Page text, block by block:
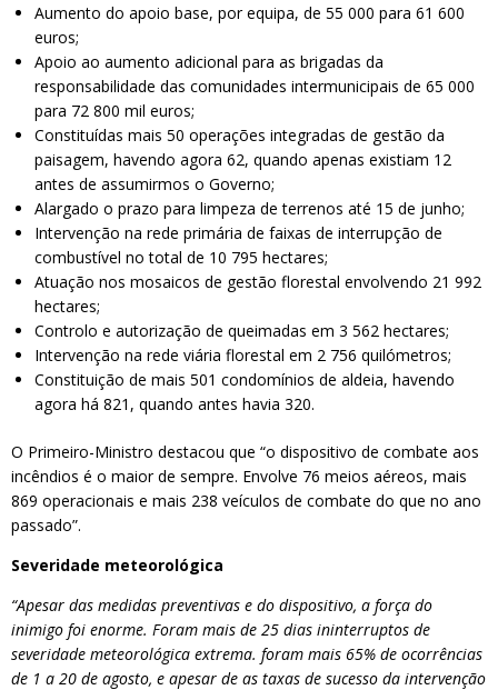
Aumento do apoio base, por equipa, de 55 000 para 61 600
euros;
Apoio ao aumento adicional para as brigadas da
responsabilidade das comunidades intermunicipais de 65 000
para 72 800 mil euros;
Constituídas mais 50 operações integradas de gestão da
paisagem, havendo agora 62, quando apenas existiam 12
antes de assumirmos o Governo;
Alargado o prazo para limpeza de terrenos até 15 de junho;
Intervenção na rede primária de faixas de interrupção de
combustível no total de 10 795 hectares;
Atuação nos mosaicos de gestão florestal envolvendo 21 992
hectares;
Controlo e autorização de queimadas em 3 562 hectares;
Intervenção na rede viária florestal em 2 756 quilómetros;
Constituição de mais 501 condomínios de aldeia, havendo
agora há 821, quando antes havia 320.
O Primeiro-Ministro destacou que “o dispositivo de combate aos
incêndios é o maior de sempre. Envolve 76 meios aéreos, mais
869 operacionais e mais 238 veículos de combate do que no ano
passado”.
Severidade meteorológica
“Apesar das medidas preventivas e do dispositivo, a força do
inimigo foi enorme. Foram mais de 25 dias ininterruptos de
severidade meteorológica extrema. foram mais 65% de ocorrências
de 1 a 20 de agosto, e apesar de as taxas de sucesso da intervenção